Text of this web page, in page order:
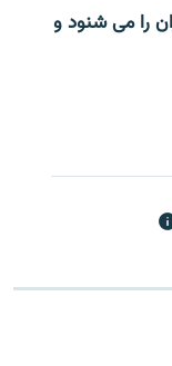
را می شنود و